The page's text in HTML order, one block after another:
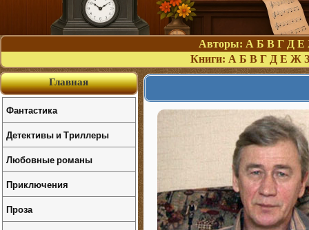
Авторы: А Б В Г Д Е
Книги: А Б В Г Д Е Ж З
Главная
Фантастика
Детективы и Триллеры
Любовные романы
Приключения
Проза